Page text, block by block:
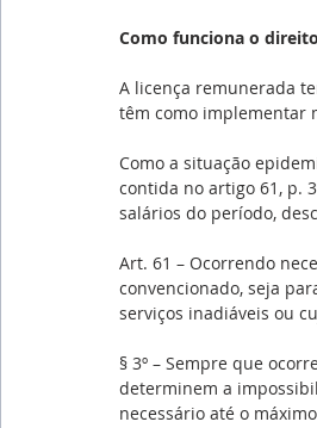
Como funciona o
A licença remunerada
têm como implementar
Como a situação
contida no artigo 61, p.
salários do período,
Art. 61 – Ocorrendo
convencionado, seja
serviços inadiáveis ou
§ 3º – Sempre que
determinem a
necessário até o